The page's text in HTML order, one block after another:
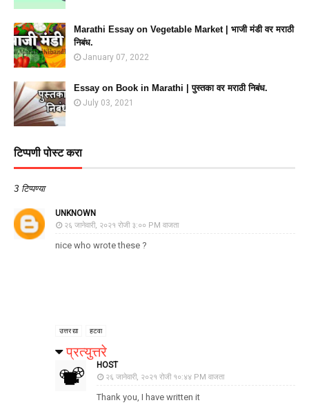
Marathi Essay on Vegetable Market | भाजी मंडी वर मराठी
निबंध.
January 07, 2022
Essay on Book in Marathi | पुस्तका वर मराठी निबंध.
July 03, 2021
टिप्पणी पोस्ट करा
3 टिप्पण्या
UNKNOWN
२६ जानेवारी, २०२१ रोजी ३:०० PM वाजता
nice who wrote these ?
उत्तर द्या हटवा
प्रत्युत्तरे
HOST
२६ जानेवारी, २०२१ रोजी १०:४४ PM वाजता
Thank you, I have written it